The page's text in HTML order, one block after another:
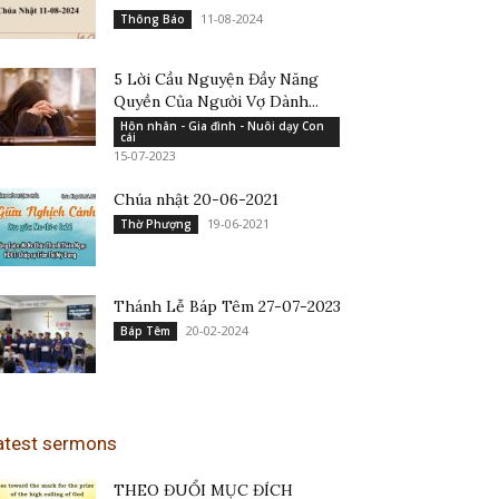
Thông Báo 11-08-2024
5 Lời Cầu Nguyện Đầy Năng
Quyền Của Người Vợ Dành...
Hôn nhân - Gia đình - Nuôi dạy Con
cái
15-07-2023
Chúa nhật 20-06-2021
Thờ Phượng 19-06-2021
Thánh Lễ Báp Têm 27-07-2023
Báp Têm 20-02-2024
sermons
THEO ĐUỔI MỤC ĐÍCH